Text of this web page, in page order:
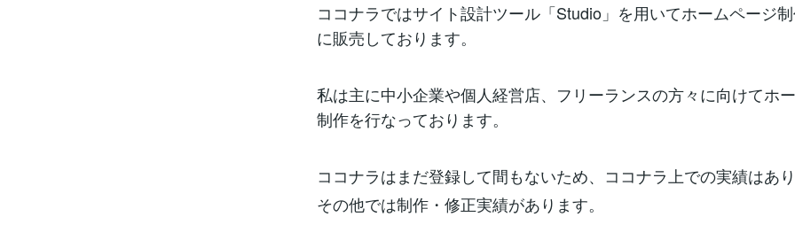
ココナラではサイト設計ツール「Studio」を用いてホームページ
に販売しております。
私は主に中小企業や個人経営店、フリーランスの方々に向けてホ
制作を行なっております。
ココナラはまだ登録して間もないため、ココナラ上での実績はあり
その他では制作・修正実績があります。